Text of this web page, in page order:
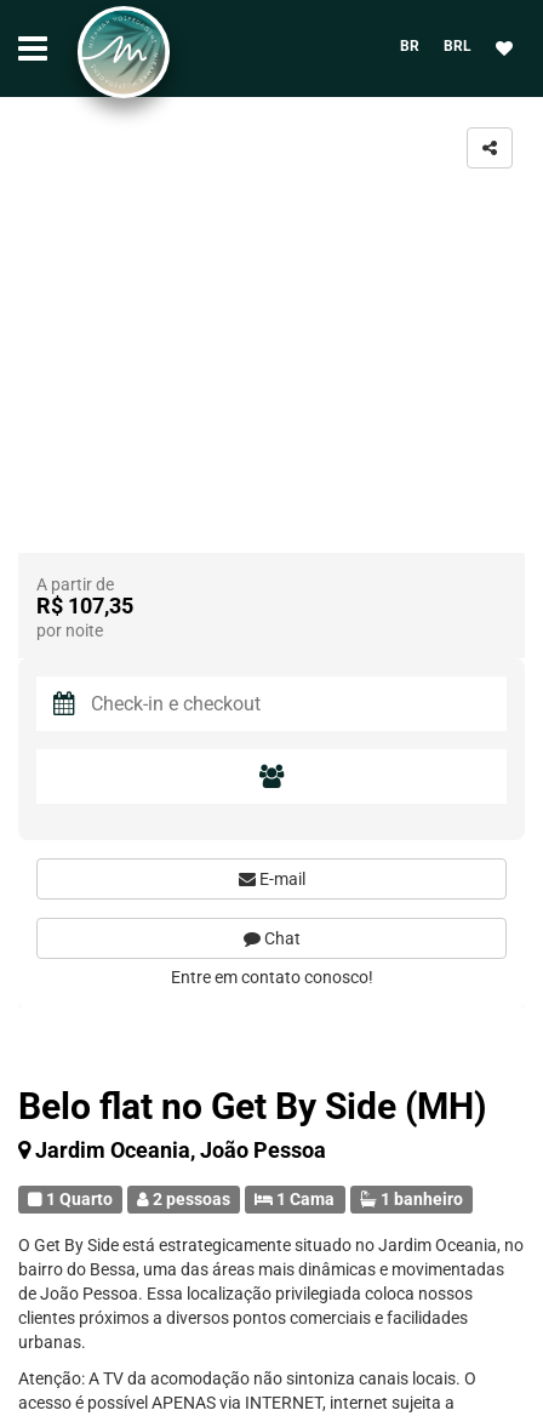
BR BRL
Belo flat no Get By Side (MH)
Jardim Oceania, João Pessoa
1 Quarto 2 pessoas 1 Cama 1 banheiro
O Get By Side está estrategicamente situado no Jardim Oceania, no
bairro do Bessa, uma das áreas mais dinâmicas e movimentadas
de João Pessoa. Essa localização privilegiada coloca nossos
clientes próximos a diversos pontos comerciais e facilidades
urbanas.
Atenção: A TV da acomodação não sintoniza canais locais. O
acesso é possível APENAS via INTERNET, internet sujeita a
A partir de
R$ 107,35
por noite
E-mail
Chat
Entre em contato conosco!